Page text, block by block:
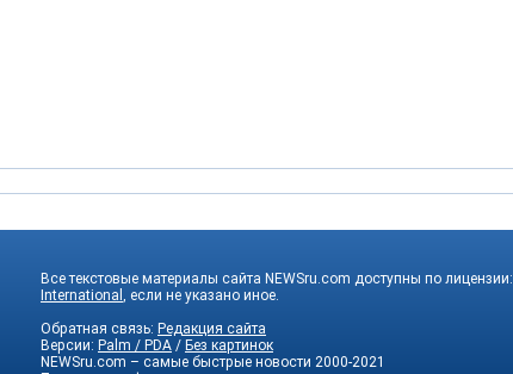
Все текстовые материалы сайта NEWSru.com доступны по лицензии:
International , если не указано иное.
Обратная связь: Редакция сайта
Версии: Palm / PDA / Без картинок
NEWSru.com – самые быстрые новости 2000-2021